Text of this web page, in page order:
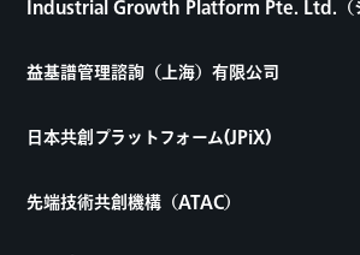
Industrial Growth Platform Pte. Ltd.（シ
益基譜管理諮詢（上海）有限公司
日本共創プラットフォーム(JPiX)
先端技術共創機構（ATAC）